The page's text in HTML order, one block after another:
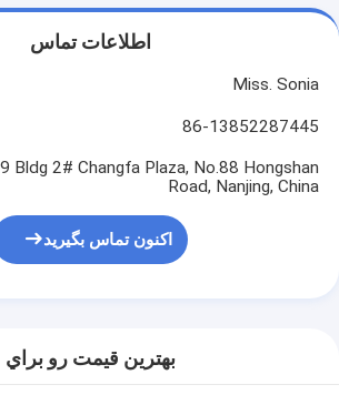
اطلاعات تماس
Miss. Sonia
86-13852287445
Bldg 2# Changfa Plaza, No.88 Hongshan
Road, Nanjing, China
اکنون تماس بگیرید
بهترين قيمت رو براي